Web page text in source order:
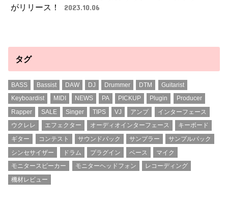
がリリース！
2023.10.06
タグ
BASS Bassist DAW DJ Drummer DTM
Guitarist
Keyboardist
MIDI NEWS PA PICKUP Plugin
Producer
Rapper
SALE Singer TIPS VJ アンプ
インターフェース
ウクレレ
エフェクター オーディオインターフェース
キーボード
ギター
コンテスト サウンドパック サンプラー
サンプルパック
シンセサイザー
ドラム プラグイン ベース
マイク
モニタースピーカー
モニターヘッドフォン
レコーディング
機材レビュー